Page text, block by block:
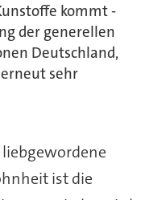
kommt -
der generellen
Deutschland,
sehr
ist die